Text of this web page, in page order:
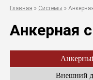
Главная » Системы »
Анкерная
Внешний